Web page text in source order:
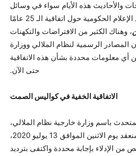
والأحاديث هذه الأيام سواء في وسائل
الإعلام الدولية أو وسائل الإعلام الحكومية حول اتفاقية الـ 25 عامًا
، وهناك الكثير من الافتراضات والتكهنات
المصادر الرسمية لنظام الملالي ووزارة
معلومات محددة بشأن هذه الاتفاقية
حتى الآن.
الاتفاقية الخفية في كواليس الصمت
باسم وزارة خارجية نظام الملالي،
في مؤتمره الصحفي المنعقد يوم الاثنين الموافق 13 يوليو 2020،
من الإدلاء بإجابة محددة واكتفى بترديد